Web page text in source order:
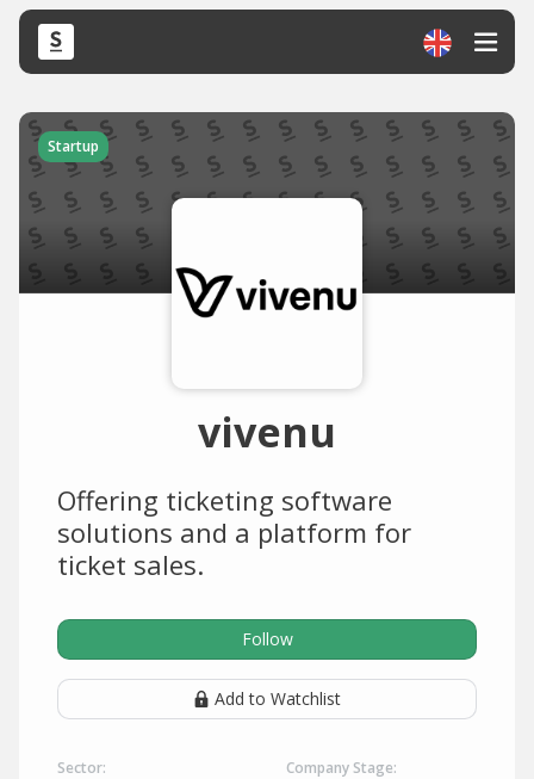
Startup
vivenu
Offering ticketing software
solutions and a platform for
ticket sales.
Follow
Add to Watchlist
Sector: Company Stage: